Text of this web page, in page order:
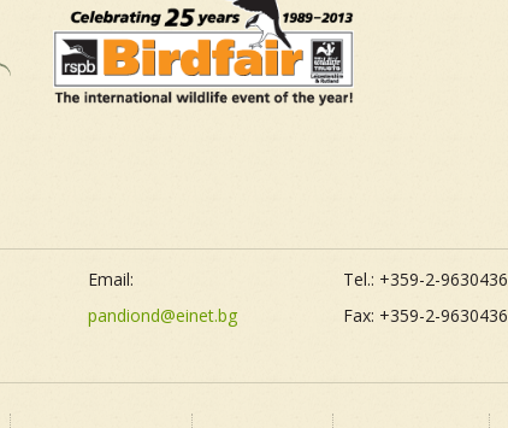
Tel.: +359-2-9630436
Email:
Fax: +359-2-9630436
pandiond@einet.bg